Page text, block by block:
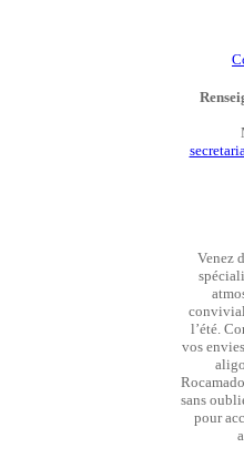
Venez
l’été.
vos
sans
pour